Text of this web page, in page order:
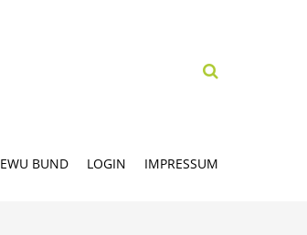
EWU BUND LOGIN IMPRESSUM